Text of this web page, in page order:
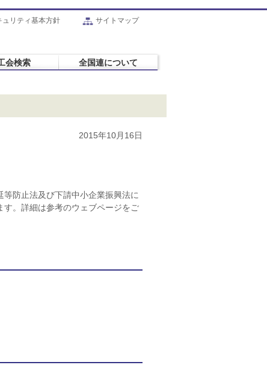
ュリティ基本方針 サイトマップ
会検索
全国連について
2015年10月16日
防止法及び下請中小企業振興法に
。詳細は参考のウェブページをご